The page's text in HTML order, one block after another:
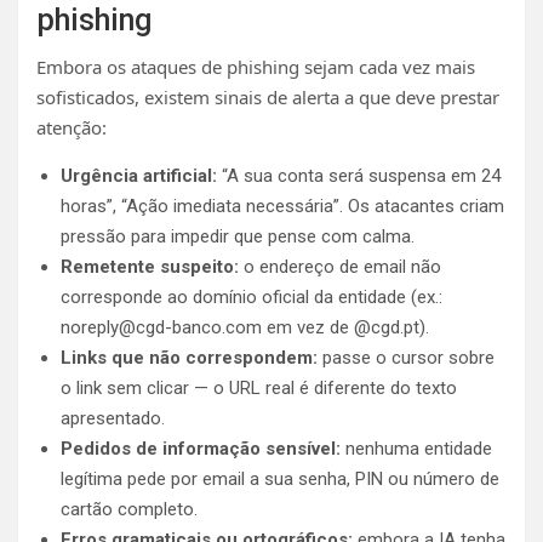
phishing
Embora os ataques de phishing sejam cada vez mais
sofisticados, existem sinais de alerta a que deve prestar
atenção:
Urgência artificial: “A sua conta será suspensa em 24
horas”, “Ação imediata necessária”. Os atacantes criam
pressão para impedir que pense com calma.
Remetente suspeito: o endereço de email não
corresponde ao domínio oficial da entidade (ex.:
noreply@cgd-banco.com em vez de @cgd.pt).
Links que não correspondem: passe o cursor sobre
o link sem clicar — o URL real é diferente do texto
apresentado.
Pedidos de informação sensível: nenhuma entidade
legítima pede por email a sua senha, PIN ou número de
cartão completo.